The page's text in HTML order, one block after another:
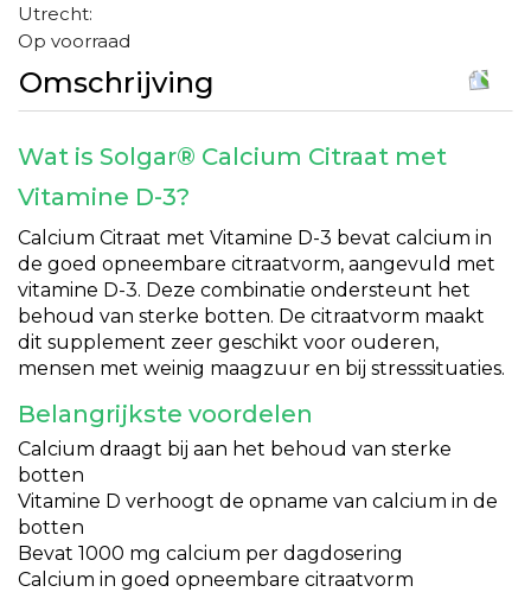
Utrecht:
Op voorraad
Omschrijving
Wat is Solgar® Calcium Citraat met
Vitamine D-3?
Calcium Citraat met Vitamine D-3 bevat calcium in
de goed opneembare citraatvorm, aangevuld met
vitamine D-3. Deze combinatie ondersteunt het
behoud van sterke botten. De citraatvorm maakt
dit supplement zeer geschikt voor ouderen,
mensen met weinig maagzuur en bij stresssituaties.
Belangrijkste voordelen
Calcium draagt bij aan het behoud van sterke
botten
Vitamine D verhoogt de opname van calcium in de
botten
Bevat 1000 mg calcium per dagdosering
Calcium in goed opneembare citraatvorm